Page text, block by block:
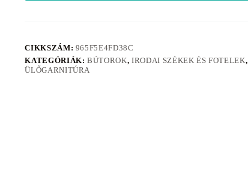
CIKKSZÁM: 965F5E4FD38C
KATEGÓRIÁK:BÚTOROK, IRODAI SZÉKEK ÉS FOTELEK,
ÜLŐGARNITÚRA